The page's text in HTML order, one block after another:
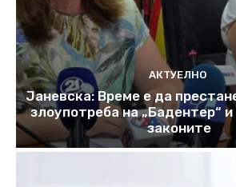
АКТУЕЛНО
Јаневска: Време е да
злоупотреба на „Бадентер“ и
законите